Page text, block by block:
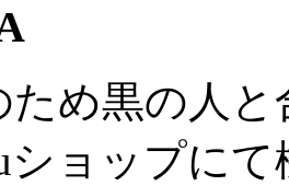
ため黒の人と
ショップにて